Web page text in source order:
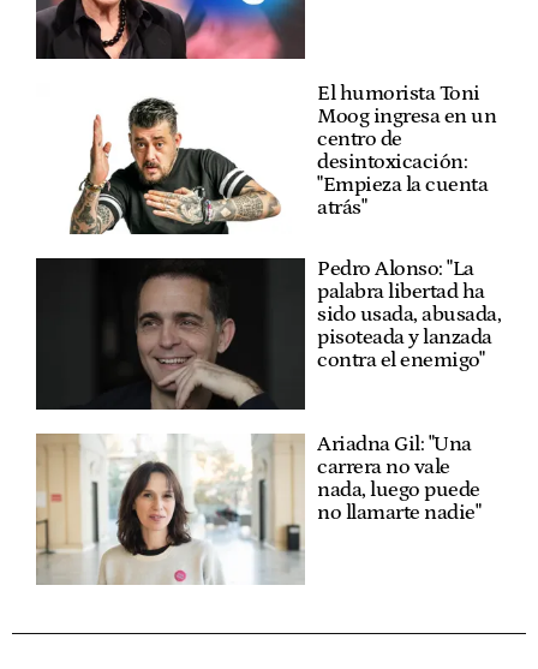
El humorista Toni
Moog ingresa en un
centro de
desintoxicación:
"Empieza la cuenta
atrás"
Pedro Alonso: "La
palabra libertad ha
sido usada, abusada,
pisoteada y lanzada
contra el enemigo"
Ariadna Gil: "Una
carrera no vale
nada, luego puede
no llamarte nadie"